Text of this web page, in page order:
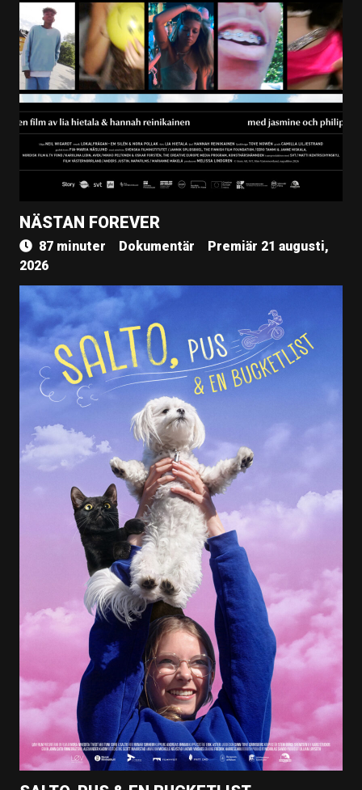
NÄSTAN FOREVER
87 minuter Dokumentär
Premiär 21 augusti,
2026